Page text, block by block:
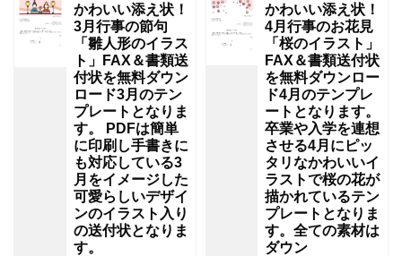
かわいい添え状！
3月行事の節句
「雛人形のイラス
ト」FAX＆書類送
付状を無料ダウン
ロード3月のテン
プレートとなりま
す。 PDFは簡単
に印刷し手書きに
も対応している3
月をイメージした
可愛らしいデザイ
ンのイラスト入り
の送付状となりま
す。
かわいい添え状！
4月行事のお花見
「桜のイラスト」
FAX＆書類送付状
を無料ダウンロー
ド4月のテンプレ
ートとなります。
卒業や入学を連想
させる4月にピッ
タリなかわいいイ
ラストで桜の花が
描かれているテン
プレートとなりま
す。全ての素材は
ダウン